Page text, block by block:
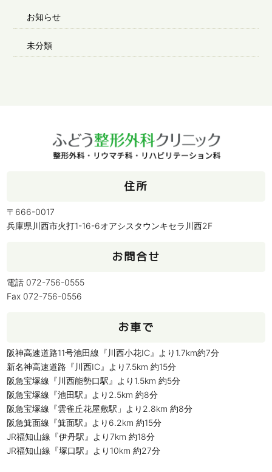
お知らせ
未分類
住所
〒666-0017
兵庫県川西市火打1-16-6オアシスタウンキセラ川西2F
お問合せ
電話 072-756-0555
Fax 072-756-0556
お車で
阪神高速道路11号池田線『川西小花IC』より1.7km約7分
新名神高速道路『川西IC』より7.5km 約15分
阪急宝塚線『川西能勢口駅』より1.5km 約5分
阪急宝塚線『池田駅』より2.5km 約8分
阪急宝塚線『雲雀丘花屋敷駅」より2.8km 約8分
阪急箕面線『箕面駅』より6.2km 約15分
JR福知山線『伊丹駅』より7km 約18分
JR福知山線『塚口駅』より10km 約27分